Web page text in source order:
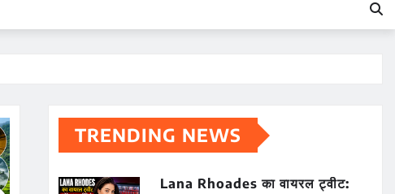
TRENDING NEWS
Lana Rhoades का वायरल ट्वीट: